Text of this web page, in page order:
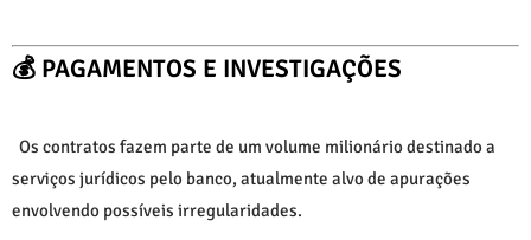
💰 PAGAMENTOS E INVESTIGAÇÕES
Os contratos fazem parte de um volume milionário destinado a
serviços jurídicos pelo banco, atualmente alvo de apurações
envolvendo possíveis irregularidades.